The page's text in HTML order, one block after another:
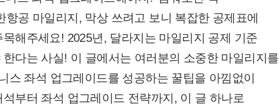
공 마일리지, 막상 쓰려고 보니 복잡한 공제표에
해주세요! 2025년, 달라지는 마일리지 공제 기준
다는 사실! 이 글에서는 여러분의 소중한 마일리지를
스 좌석 업그레이드를 성공하는 꿀팁을 아낌없이
부터 좌석 업그레이드 전략까지, 이 글 하나로